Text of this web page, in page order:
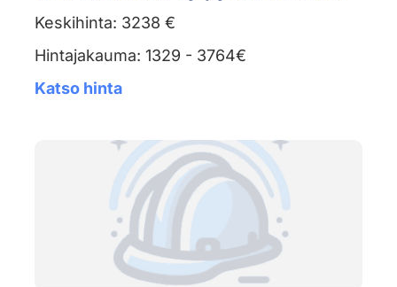
Keskihinta: 3238 €
Hintajakauma: 1329 - 3764€
Katso hinta